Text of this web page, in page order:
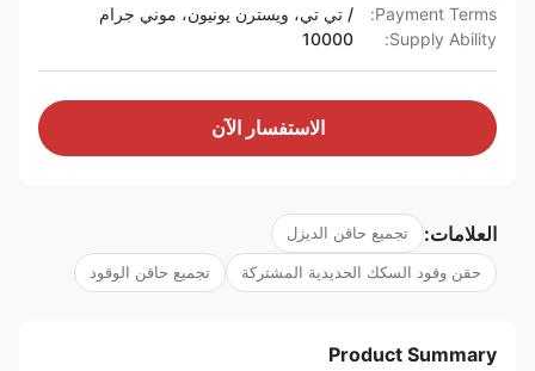
Payment Terms:
/ تي تي، ويسترن يونيون، موني جرام
Supply Ability:
10000
الاستفسار الآن
العلامات: تجميع حاقن الديزل
حقن وقود السكك الحديدية المشتركة تجميع حاقن الوقود
Product Summary